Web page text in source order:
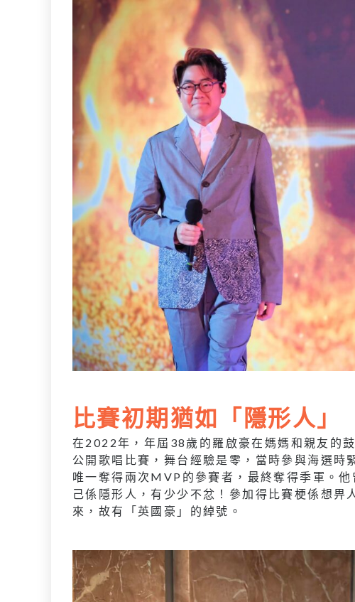
比賽初期猶如「隱形人」
在2022年，年屆38歲的羅啟豪在媽媽和親友的
公開歌唱比賽，舞台經驗是零，當時參與海選時
唯一奪得兩次MVP的參賽者，最終奪得季軍。
己係隱形人，有少少不忿！參加得比賽梗係想畀
來，故有「英國豪」的綽號。